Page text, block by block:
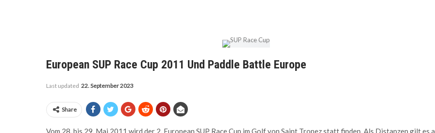
European SUP Race Cup 2011 Und Paddle Battle Europe
Last updated 22. September 2023
Share